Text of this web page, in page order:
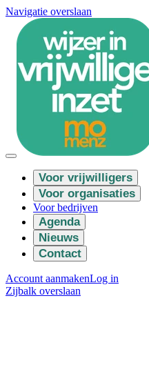
Navigatie overslaan
Voor vrijwilligers
Voor organisaties
Voor bedrijven
Agenda
Nieuws
Contact
Account aanmakenLog in
Zijbalk overslaan